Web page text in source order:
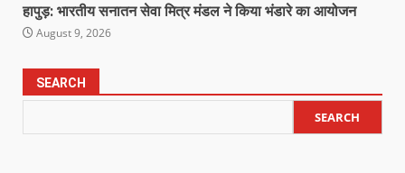
हापुड़: भारतीय सनातन सेवा मित्र मंडल ने किया भंडारे का आयोजन
August 9, 2026
SEARCH
SEARCH